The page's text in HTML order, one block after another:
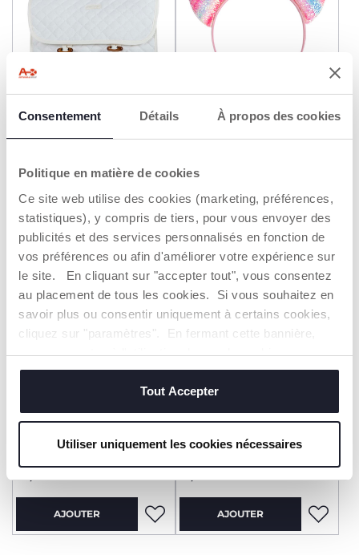
Consentement Détails À propos des cookies
Politique en matière de cookies
Ce site web utilise des cookies (marketing, préférences,
statistiques), y compris de tiers, pour vous envoyer des
publicités et des services personnalisés en fonction de
vos préférences ou afin d'améliorer votre expérience sur
le site. En cliquant sur "accepter tout", vous consentez
au placement de tous les cookies. Si vous souhaitez en
savoir plus ou consentir uniquement à certains cookies,
cliquez sur "paramètres". En fermant cette bannière,
vous consentez à l'utilisation des seuls cookies
techniques, qui sont essentiels au service demandé.
Tout Accepter
Utiliser uniquement les cookies nécessaires
+ COULEURS
Sac de rangement
19,99 €
Serre-tête avec oreilles
7,99 €
AJOUTER
2=3
Sac à dos avec poche
AJOUTER
2=3
Sac en forme de coquillage
AJOUTER